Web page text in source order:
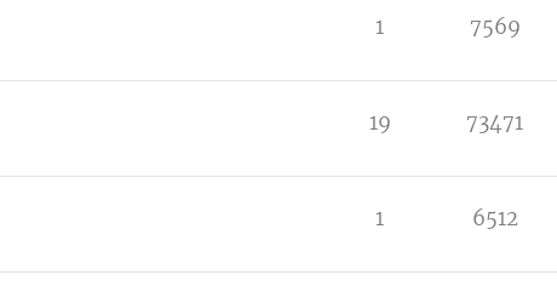
1 7569
19 73471
1 6512